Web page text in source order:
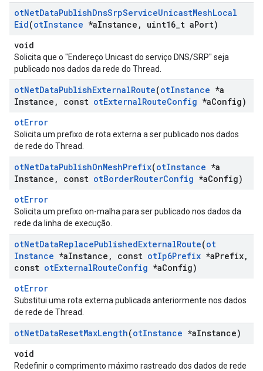
otNetDataPublishDnsSrpServiceUnicastMeshLocal
Eid(otInstance *aInstance , uint16 t aPort)
void
Solicita que o "Endereço Unicast do serviço DNS/SRP" seja
publicado nos dados da rede do Thread.
otNetDataPublishExternalRoute(otInstance *a
Instance , const otExternalRouteConfig *aConfig)
otError
Solicita um prefixo de rota externa a ser publicado nos dados
de rede do Thread.
otNetDataPublishOnMeshPrefix(otInstance *a
Instance , const otBorderRouterConfig *aConfig)
otError
Solicita um prefixo on-malha para ser publicado nos dados da
rede da linha de execução.
otNetDataReplacePublishedExternalRoute(ot
Instance *aInstance , const otIp6Prefix *aPrefix,
const otExternalRouteConfig *aConfig)
otError
Substitui uma rota externa publicada anteriormente nos dados
de rede de Thread.
otNetDataResetMaxLength(otInstance *aInstance)
void
Redefinir o comprimento máximo rastreado dos dados de rede